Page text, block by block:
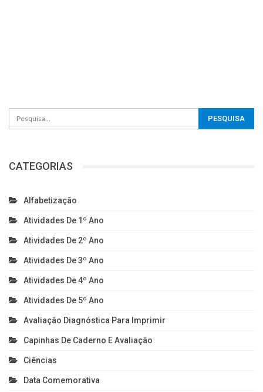
CATEGORIAS
Alfabetização
Atividades De 1º Ano
Atividades De 2º Ano
Atividades De 3º Ano
Atividades De 4º Ano
Atividades De 5º Ano
Avaliação Diagnóstica Para Imprimir
Capinhas De Caderno E Avaliação
Ciências
Data Comemorativa